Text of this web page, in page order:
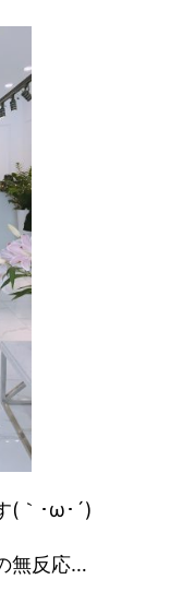
(｀･ω･´)
無反応…